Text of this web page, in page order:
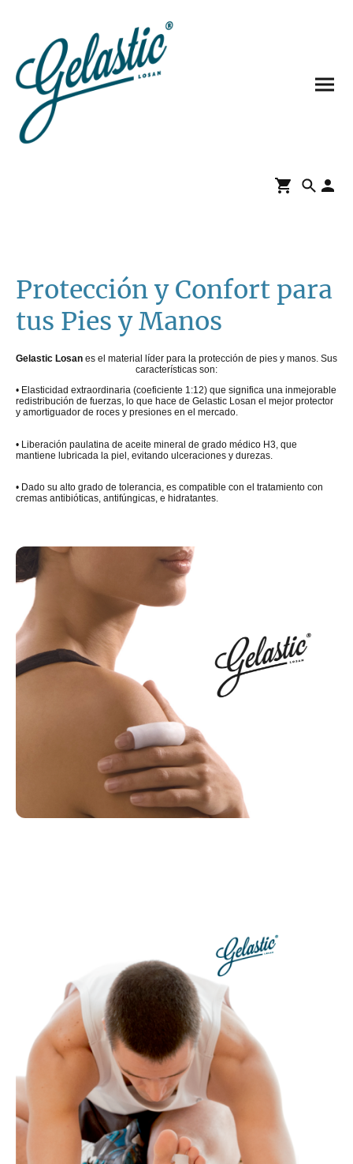
Protección y Confort para
tus Pies y Manos
Gelastic Losan es el material líder para la protección de pies y manos. Sus
características son:
• Elasticidad extraordinaria (coeficiente 1:12) que significa una inmejorable
redistribución de fuerzas, lo que hace de Gelastic Losan el mejor protector
y amortiguador de roces y presiones en el mercado.
• Liberación paulatina de aceite mineral de grado médico H3, que
mantiene lubricada la piel, evitando ulceraciones y durezas.
• Dado su alto grado de tolerancia, es compatible con el tratamiento con
cremas antibióticas, antifúngicas, e hidratantes.